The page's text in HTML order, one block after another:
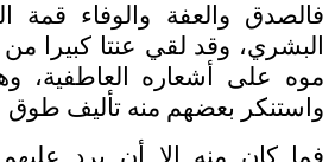
فالصدق والعفة والوفاء
البشري، وقد لقي عنتا كبيرا من
موه على أشعاره العاطفية،
واستنكر بعضهم منه تأليف
فما كان منه إلا أن يرد